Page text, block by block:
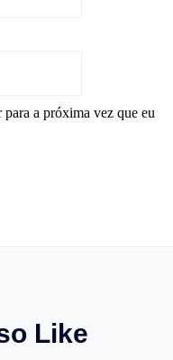
para a próxima vez que eu
Like